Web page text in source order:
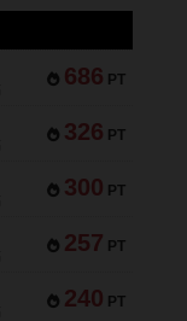
686 PT
326 PT
300 PT
257 PT
240 PT